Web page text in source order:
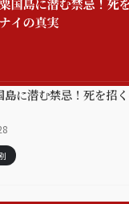
島に潜む禁忌！死を招